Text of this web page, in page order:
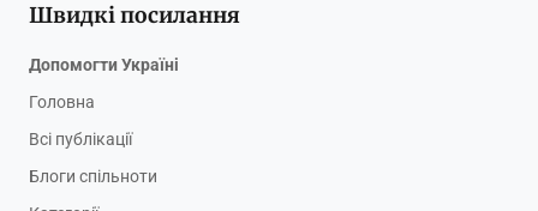
Швидкі посилання
Допомогти Україні
Головна
Всі публікації
Блоги спільноти